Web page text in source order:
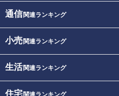
通信関連ランキング
小売関連ランキング
生活関連ランキング
住宅